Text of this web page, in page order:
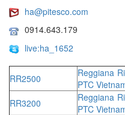
ha@pitesco.com
0914.643.179
live:ha_1652
RR2500
Reggiana
PTC
RR3200
Reggiana
PTC